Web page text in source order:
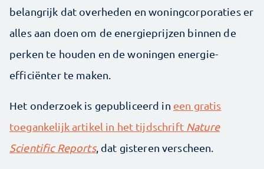
belangrijk dat overheden en woningcorporaties er
alles aan doen om de energieprijzen binnen de
perken te houden en de woningen energie-
efficiënter te maken.
Het onderzoek is gepubliceerd in een gratis
toegankelijk artikel in het tijdschrift Nature
Scientific Reports, dat gisteren verscheen.